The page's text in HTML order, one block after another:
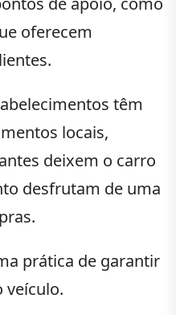
oferecem
têm
locais,
deixem o carro
desfrutam de uma
prática de garantir
veículo.